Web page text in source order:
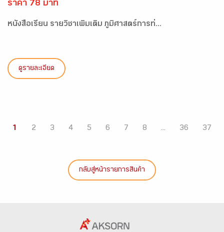
ราคา 78 บาท
หนังสือเรียน รายวิชาเพิ่มเติม ภูมิศาสตร์การท่...
ดูรายละเอียด
1 2 3 4 5 6 7 8 ... 36 37
กลับสู่หน้ารายการสินค้า